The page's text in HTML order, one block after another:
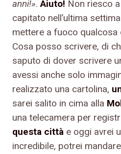
anni!».Aiuto! Non riesco
capitato nell’ultima
mettere a fuoco qualcosa
Cosa posso scrivere, di
saputo di dover scrivere
avessi anche solo
realizzato una cartolina,
sarei salito in cima alla
una telecamera per
questa città e oggi avrei
incredibile, potrei